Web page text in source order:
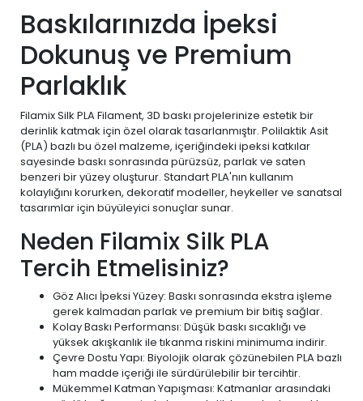
Baskılarınızda İpeksi
Dokunuş ve Premium
Parlaklık
Filamix Silk PLA Filament, 3D baskı projelerinize estetik bir
derinlik katmak için özel olarak tasarlanmıştır. Polilaktik Asit
(PLA) bazlı bu özel malzeme, içeriğindeki ipeksi katkılar
sayesinde baskı sonrasında pürüzsüz, parlak ve saten
benzeri bir yüzey oluşturur. Standart PLA'nın kullanım
kolaylığını korurken, dekoratif modeller, heykeller ve sanatsal
tasarımlar için büyüleyici sonuçlar sunar.
Neden Filamix Silk PLA
Tercih Etmelisiniz?
Göz Alıcı İpeksi Yüzey: Baskı sonrasında ekstra işleme
gerek kalmadan parlak ve premium bir bitiş sağlar.
Kolay Baskı Performansı: Düşük baskı sıcaklığı ve
yüksek akışkanlık ile tıkanma riskini minimuma indirir.
Çevre Dostu Yapı: Biyolojik olarak çözünebilen PLA bazlı
ham madde içeriği ile sürdürülebilir bir tercihtir.
Mükemmel Katman Yapışması: Katmanlar arasındaki